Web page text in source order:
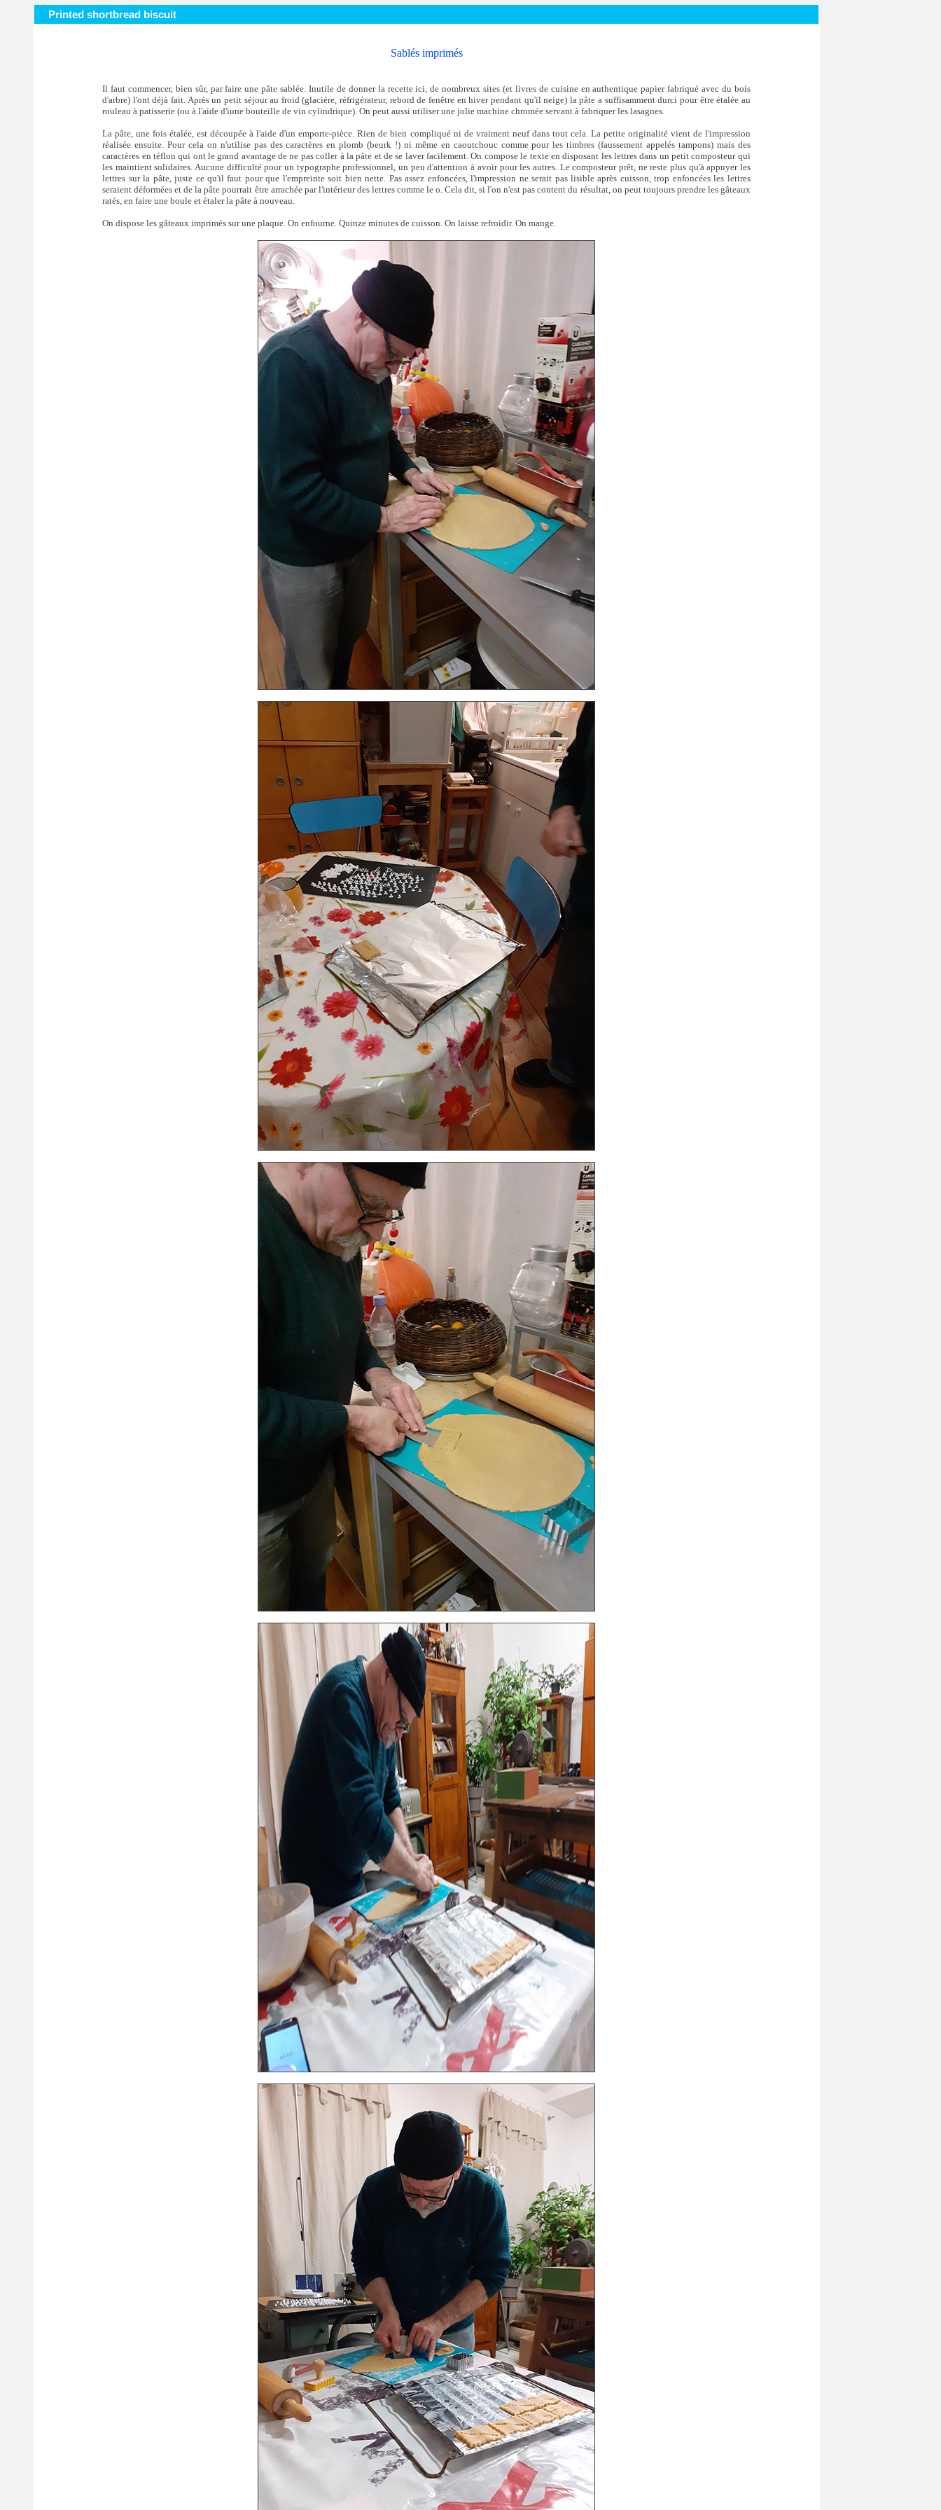
Printed shortbread biscuit
Sablés imprimés
Il faut commencer, bien sûr, par faire une pâte sablée. Inutile de donner la recette ici, de nombreux sites (et livres de cuisine en authentique papier fabriqué avec du bois
d'arbre) l'ont déjà fait. Après un petit séjour au froid (glacière, réfrigérateur, rebord de fenêtre en hiver pendant qu'il neige) la pâte a suffisamment durci pour être étalée au
rouleau à patisserie (ou à l'aide d'iune bouteille de vin cylindrique). On peut aussi utiliser une jolie machine chromée servant à fabriquer les lasagnes.
La pâte, une fois étalée, est découpée à l'aide d'un emporte-pièce. Rien de bien compliqué ni de vraiment neuf dans tout cela. La petite originalité vient de l'impression
réalisée ensuite. Pour cela on n'utilise pas des caractères en plomb (beurk !) ni même en caoutchouc comme pour les timbres (faussement appelés tampons) mais des
caractères en téflon qui ont le grand avantage de ne pas coller à la pâte et de se laver facilement. On compose le texte en disposant les lettres dans un petit composteur qui
les maintient solidaires. Aucune difficulté pour un typographe professionnel, un peu d'attention à avoir pour les autres. Le composteur prêt, ne reste plus qu'à appuyer les
lettres sur la pâte, juste ce qu'il faut pour que l'empreinte soit bien nette. Pas assez enfoncées, l'impression ne serait pas lisible après cuisson, trop enfoncées les lettres
seraient déformées et de la pâte pourrait être arrachée par l'intérieur des lettres comme le o. Cela dit, si l'on n'est pas content du résultat, on peut toujours prendre les gâteaux
ratés, en faire une boule et étaler la pâte à nouveau.
On dispose les gâteaux imprimés sur une plaque. On enfourne. Quinze minutes de cuisson. On laisse refroidir. On mange.